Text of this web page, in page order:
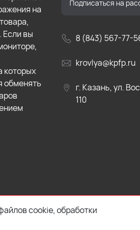
8 (843) 567-77-
krovlya@kpfp.ru
г. Казань, ул.
110
на
Если вы
которых
обменять
cookie, обработки